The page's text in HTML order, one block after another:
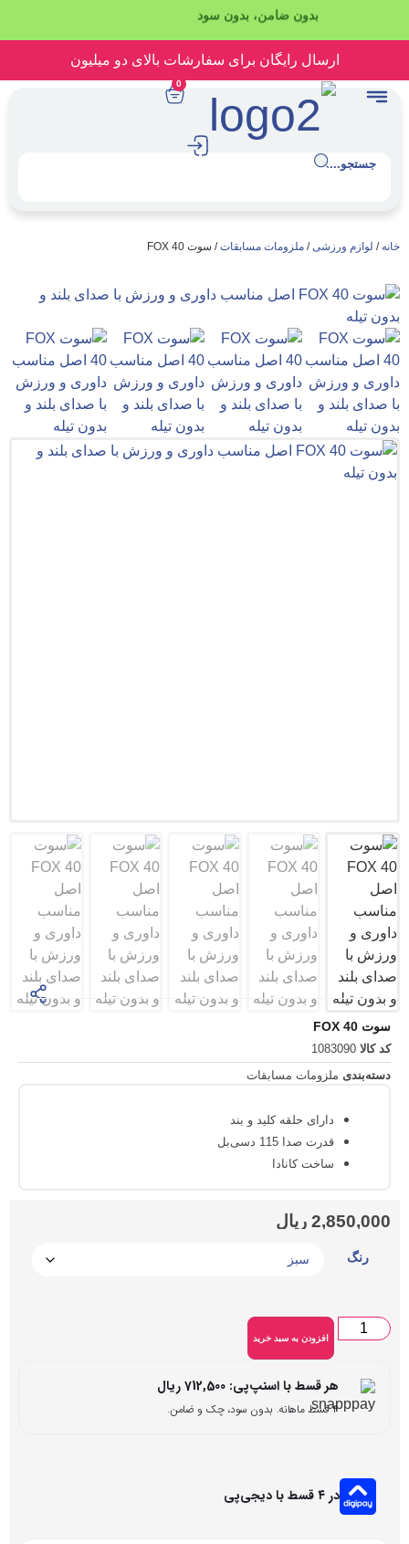
بدون ضامن، بدون سود
رایگان برای سفارشات بالای دو میلیون
0
/ ملزومات مسابقات / سوت FOX 40
ملزومات مسابقات
دارای حلقه کلید و بند
ساخت کانادا
ریال
افزودن به سبد خرید
هر قسط با اسنپ‌پی:712,500ریال